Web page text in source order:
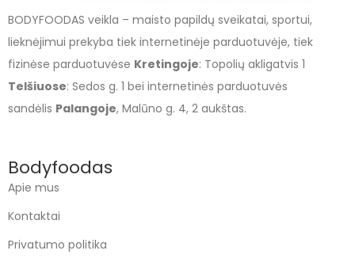
BODYFOODAS veikla – maisto papildų sveikatai, sportui,
lieknėjimui prekyba tiek internetinėje parduotuvėje, tiek
fizinėse parduotuvėse Kretingoje: Topolių akligatvis 1
Telšiuose: Sedos g. 1 bei internetinės parduotuvės
sandėlis Palangoje, Malūno g. 4, 2 aukštas.
Bodyfoodas
Apie mus
Kontaktai
Privatumo politika